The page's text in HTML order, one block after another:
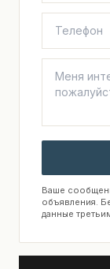
Ваше
объявления.
данные